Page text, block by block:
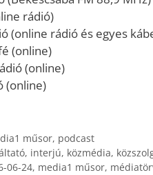
rádió)
(online rádió és egyes
(online)
(online)
(online)
műsor, podcast
, interjú, közmédia,
06-24, media1 műsor,